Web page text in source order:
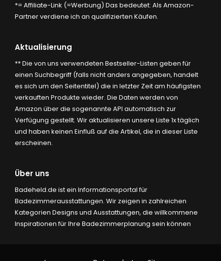
*= Affiliate-Link (=Werbung) Das bedeutet: Als Amazon-
Partner verdiene ich an qualifizierten Käufen.
Aktualisierung
** Die von uns verwendeten Bestseller-Listen geben für
einen Suchbegriff (falls nicht anders angegeben, handelt
es sich um den Seitentitel) die in letzter Zeit am häufigsten
verkauften Produkte wieder. Die Daten werden von
Amazon über die sogenannte API automatisch zur
Verfügung gestellt. Wir aktualisieren unsere Liste 1x täglich
und haben keinen Einfluß auf die Artikel, die in dieser Liste
erscheinen.
Über uns
Badeheld.de ist ein Informationsportal für
Badezimmerausstattungen. Wir zeigen in zahlreichen
Kategorien Designs und Ausstattungen, die willkommene
Inspirationen für Ihre Badezimmerplanung sein können